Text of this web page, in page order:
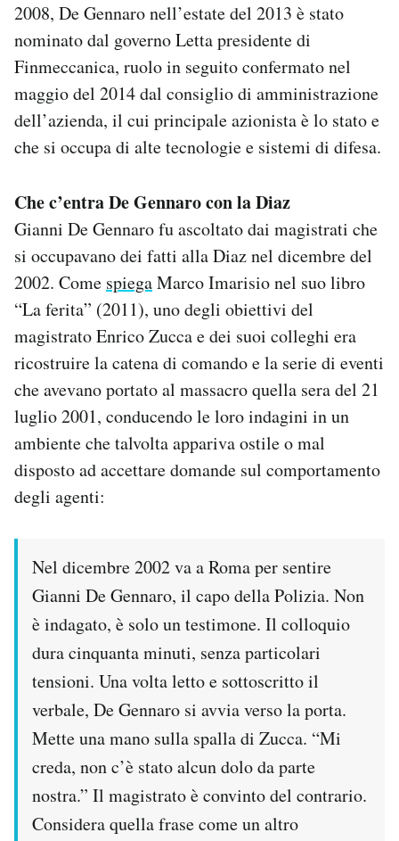
2008, De Gennaro nell’estate del 2013 è stato
nominato dal governo Letta presidente di
Finmeccanica, ruolo in seguito confermato nel
maggio del 2014 dal consiglio di amministrazione
dell’azienda, il cui principale azionista è lo stato e
che si occupa di alte tecnologie e sistemi di difesa.
Che c’entra De Gennaro con la Diaz
Gianni De Gennaro fu ascoltato dai magistrati che
si occupavano dei fatti alla Diaz nel dicembre del
2002. Come spiegaMarco Imarisio nel suo libro
“La ferita” (2011), uno degli obiettivi del
magistrato Enrico Zucca e dei suoi colleghi era
ricostruire la catena di comando e la serie di eventi
che avevano portato al massacro quella sera del 21
luglio 2001, conducendo le loro indagini in un
ambiente che talvolta appariva ostile o mal
disposto ad accettare domande sul comportamento
degli agenti:
Nel dicembre 2002 va a Roma per sentire
Gianni De Gennaro, il capo della Polizia. Non
è indagato, è solo un testimone. Il colloquio
dura cinquanta minuti, senza particolari
tensioni. Una volta letto e sottoscritto il
verbale, De Gennaro si avvia verso la porta.
Mette una mano sulla spalla di Zucca. “Mi
creda, non c’è stato alcun dolo da parte
nostra.” Il magistrato è convinto del contrario.
Considera quella frase come un altro